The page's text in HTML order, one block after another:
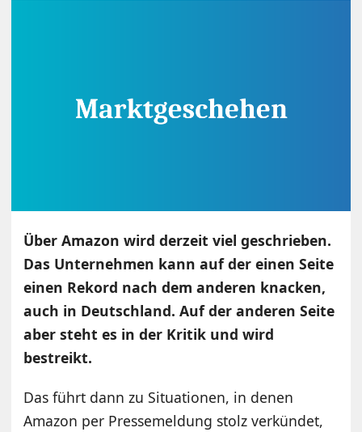
Über Amazon wird derzeit viel geschrieben.
Das Unternehmen kann auf der einen Seite
einen Rekord nach dem anderen knacken,
auch in Deutschland. Auf der anderen Seite
aber steht es in der Kritik und wird
bestreikt.
Das führt dann zu Situationen, in denen
Amazon per Pressemeldung stolz verkündet,